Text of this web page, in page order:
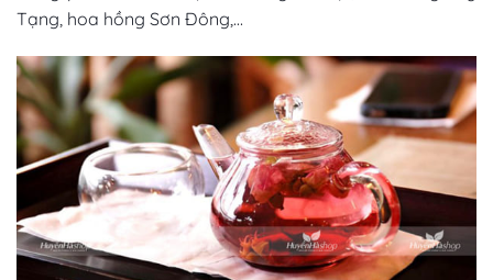
Tạng, hoa hồng Sơn Đông,…